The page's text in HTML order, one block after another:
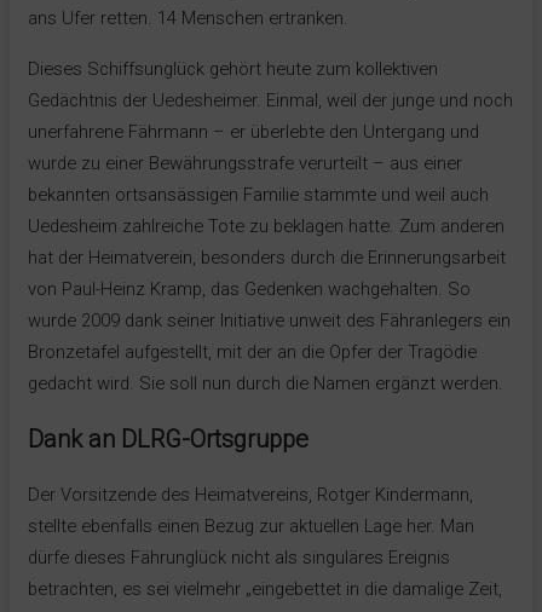
ans Ufer retten. 14 Menschen ertranken.
Dieses Schiffsunglück gehört heute zum kollektiven
Gedächtnis der Uedesheimer. Einmal, weil der junge und noch
unerfahrene Fährmann – er überlebte den Untergang und
wurde zu einer Bewährungsstrafe verurteilt – aus einer
bekannten ortsansässigen Familie stammte und weil auch
Uedesheim zahlreiche Tote zu beklagen hatte. Zum anderen
hat der Heimatverein, besonders durch die Erinnerungsarbeit
von Paul-Heinz Kramp, das Gedenken wachgehalten. So
wurde 2009 dank seiner Initiative unweit des Fähranlegers ein
Bronzetafel aufgestellt, mit der an die Opfer der Tragödie
gedacht wird. Sie soll nun durch die Namen ergänzt werden.
Dank an DLRG-Ortsgruppe
Der Vorsitzende des Heimatvereins, Rotger Kindermann,
stellte ebenfalls einen Bezug zur aktuellen Lage her. Man
dürfe dieses Fährunglück nicht als singuläres Ereignis
betrachten, es sei vielmehr „eingebettet in die damalige Zeit,